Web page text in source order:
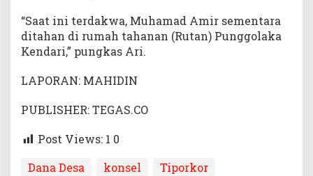
“Saat ini terdakwa, Muhamad Amir sementara
ditahan di rumah tahanan (Rutan) Punggolaka
Kendari,” pungkas Ari.
LAPORAN: MAHIDIN
PUBLISHER: TEGAS.CO
Post Views: 1 0
Dana Desa
konsel Tiporkor